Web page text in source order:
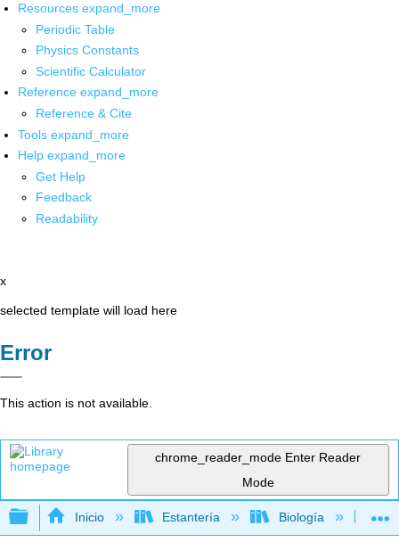
Resources expand_more
Periodic Table
Physics Constants
Scientific Calculator
Reference expand_more
Reference & Cite
Tools expand_more
Help expand_more
Get Help
Feedback
Readability
x
selected template will load here
Error
This action is not available.
chrome_reader_mode Enter Reader
Mode
Expandir/contraer jerarquía global
Inicio Estantería Biología